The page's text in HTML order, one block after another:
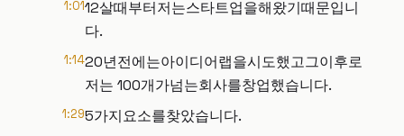
1:0112살때부터저는스타트업을해왔기때문입니
다.
1:1420년전에는아이디어랩을시도했고그이후로
저는 100개가넘는회사를창업했습니다.
1:295가지요소를찾았습니다.